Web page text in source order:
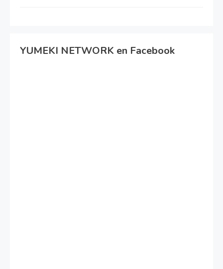
YUMEKI NETWORK en Facebook